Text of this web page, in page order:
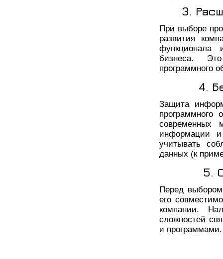
3.
При выборе
развития
функционала
бизнеса.
программного
4.
Защита
программного
современных
информации и
учитывать
данных (к
5.
Перед выбором
его
компании.
сложностей
и программами.